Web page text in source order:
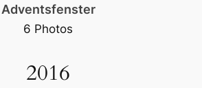
Rumisberg
11 Photos
2016